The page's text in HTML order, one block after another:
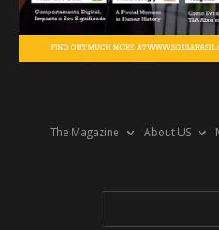
The Magazine About US